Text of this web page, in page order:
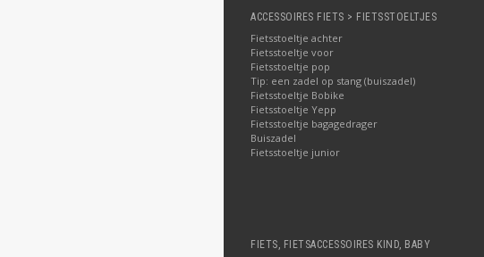
ACCESSOIRES FIETS > FIETSSTOELTJES
Fietsstoeltje achter
Fietsstoeltje voor
Fietsstoeltje pop
Tip: een zadel op stang (buiszadel)
Fietsstoeltje Bobike
Fietsstoeltje Yepp
Fietsstoeltje bagagedrager
Buiszadel
Fietsstoeltje junior
FIETS, FIETSACCESSOIRES KIND, BABY